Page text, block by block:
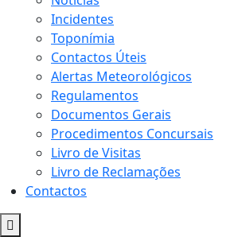
Incidentes
Toponímia
Contactos Úteis
Alertas Meteorológicos
Regulamentos
Documentos Gerais
Procedimentos Concursais
Livro de Visitas
Livro de Reclamações
Contactos